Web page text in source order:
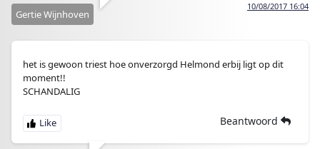
10/08/2017 16:04
Gertie Wijnhoven
het is gewoon triest hoe onverzorgd Helmond erbij ligt op dit
moment!!
SCHANDALIG
Beantwoord